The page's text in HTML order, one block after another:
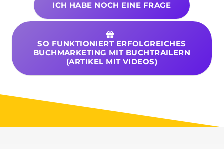
ICH HABE NOCH EINE FRAGE
SO FUNKTIONIERT ERFOLGREICHES
BUCHMARKETING MIT BUCHTRAILERN
(ARTIKEL MIT VIDEOS)